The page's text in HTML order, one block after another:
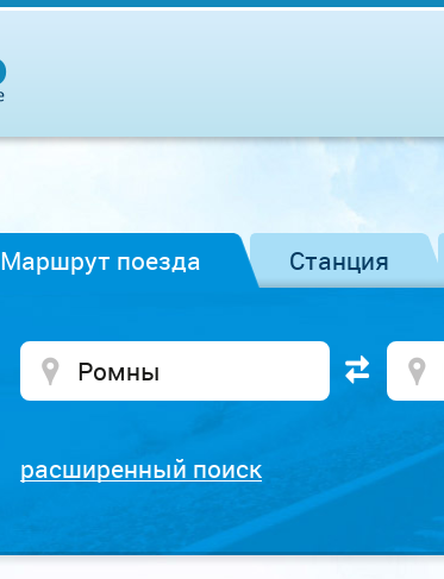
Маршрут поезда Станция
расширенный поиск